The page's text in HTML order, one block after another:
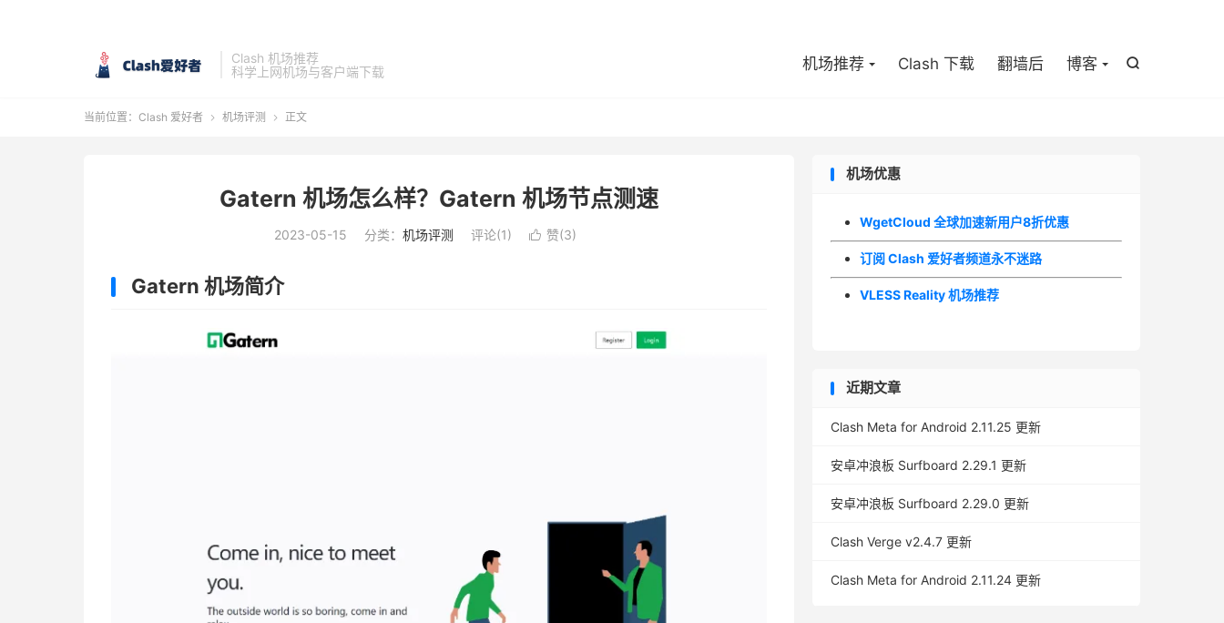
Clash 机场推荐
科学上网机场与客户端下载

机场推荐 Clash 下载 翻墙后 博客
当前位置： Clash 爱好者  机场评测  正文
Gatern 机场怎么样？Gatern 机场节点测速
2023-05-15 分类： 机场评测 评论(1)  赞(3)
Gatern 机场简介
机场优惠
WgetCloud 全球加速新用户8折优惠
订阅 Clash 爱好者频道永不迷路
VLESS Reality 机场推荐
近期文章
Clash Meta for Android 2.11.25 更新
安卓冲浪板 Surfboard 2.29.1 更新
安卓冲浪板 Surfboard 2.29.0 更新
Clash Verge v2.4.7 更新
Clash Meta for Android 2.11.24 更新